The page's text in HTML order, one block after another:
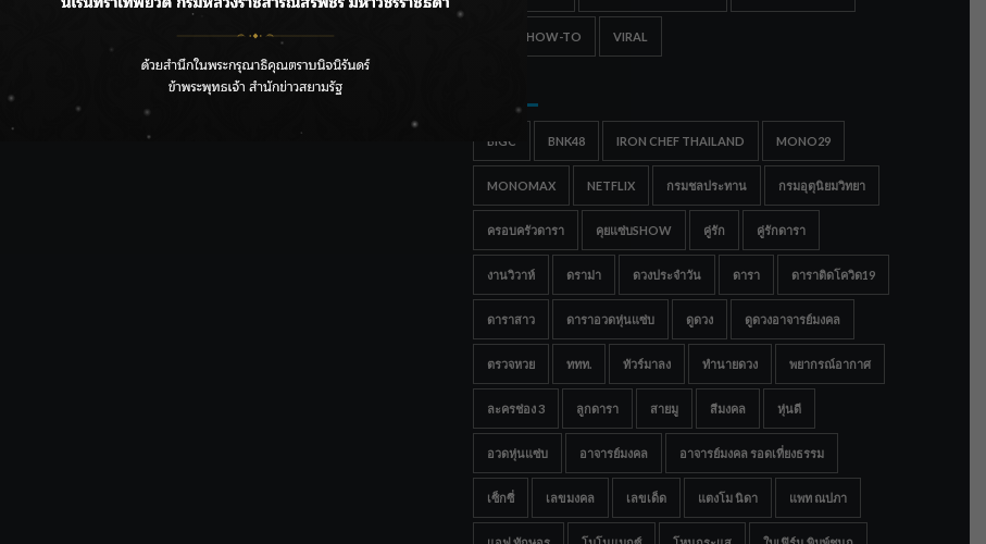
ตรอง “G.O.A.T”
กรมชลฯ เกาะติดฝนทั่วประเทศ เตรียมเครื่องจักรรับมือน้ำ
TIPS & HOW-TO VIRAL
BIGC BNK48 IRON CHEF THAILAND MONO29
MONOMAX NETFLIX กรมชลประทาน กรมอุตุนิยมวิทยา
ครอบครัวดารา คุยแซ่บSHOW คู่รัก คู่รักดารา
งานวิวาห์ ดราม่า ดวงประจำวัน ดารา ดาราติดโควิด19
ดาราสาว ดาราอวดหุ่นแซ่บ ดูดวง ดูดวงอาจารย์มงคล
ตรวจหวย ททท. ทัวร์มาลง ทำนายดวง พยากรณ์อากาศ
ละครช่อง 3 ลูกดารา สายมู สีมงคล หุ่นดี
อวดหุ่นแซ่บ อาจารย์มงคล อาจารย์มงคล รอดเที่ยงธรรม
เซ็กซี่ เลขมงคล เลขเด็ด แตงโม นิดา แพท ณปภา